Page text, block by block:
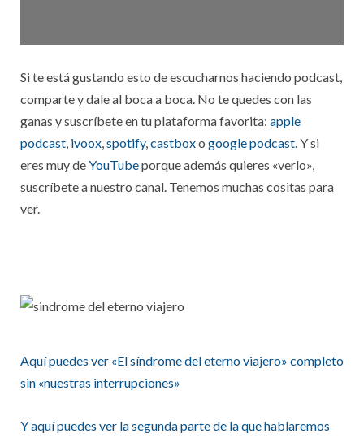
Si te está gustando esto de escucharnos haciendo podcast,
comparte y dale al boca a boca. No te quedes con las
ganas y suscríbete en tu plataforma favorita: apple
podcast, ivoox,spotify,castboxo google podcast. Y si
eres muy deYouTubeporque además quieres «verlo»,
suscríbete a nuestro canal. Tenemos muchas cositas para
ver.
Aquí puedes ver «El síndrome del eterno viajero» completo
sin «nuestras interrupciones»
Y aquí puedes ver la segunda parte de la que hablaremos